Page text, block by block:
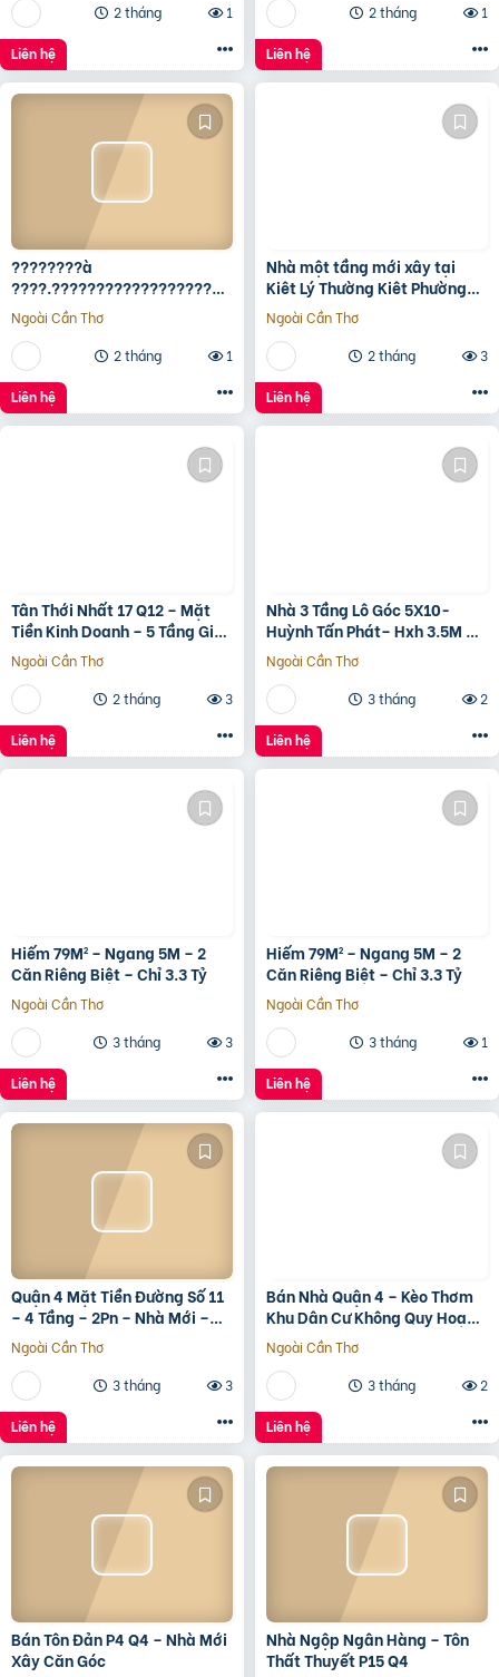
2 tháng
1
Liên hệ
2 tháng
1
Liên hệ
????????à
????.????????????????????,
???????????????? ????
ộ???? ????????ấ????, ????
ó???? ???? ????ặ????
????????ề????
????????????, ????????á
????.???? ????ỷ
Ngoài Cần Thơ
2 tháng
1
Liên hệ
Nhà một tầng mới xây tại
Kiêt Lý Thường Kiêt Phường
nam Đông Hà Quảng Trị
Ngoài Cần Thơ
2 tháng
3
Liên hệ
Tân Thới Nhất 17 Q12 – Mặt
Tiền Kinh Doanh – 5 Tầng Giá
13.6 Tỷ
Ngoài Cần Thơ
2 tháng
3
Liên hệ
Nhà 3 Tầng Lô Góc 5X10-
Huỳnh Tấn Phát– Hxh 3.5M –
Kinh Doanh Tốt – Shr Hoàn
Công Đủ- Giá 3 Tỷ Hơn.
Ngoài Cần Thơ
3 tháng
2
Liên hệ
Hiếm 79M² – Ngang 5M – 2
Căn Riêng Biệt – Chỉ 3.3 Tỷ
Ngoài Cần Thơ
3 tháng
3
Liên hệ
Hiếm 79M² – Ngang 5M – 2
Căn Riêng Biệt – Chỉ 3.3 Tỷ
Ngoài Cần Thơ
3 tháng
1
Liên hệ
Quận 4 Mặt Tiền Đường Số 11
– 4 Tầng – 2Pn – Nhà Mới –
7.35 Tỷ Tl
Ngoài Cần Thơ
3 tháng
3
Liên hệ
Bán Nhà Quận 4 – Kèo Thơm
Khu Dân Cư Không Quy Hoạch
Cách Mặt Tiền Xóm Chiếu
30M
Ngoài Cần Thơ
3 tháng
2
Liên hệ
Bán Tôn Đản P4 Q4 – Nhà Mới
Xây Căn Góc
Nhà Ngộp Ngân Hàng – Tôn
Thất Thuyết P15 Q4